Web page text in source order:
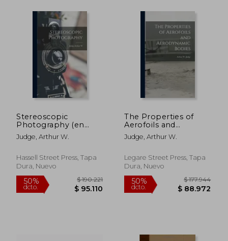
$ 72.091
50%
dcto.
Stereoscopic
Photography (en
Inglés)
Judge, Arthur W.
Hassell Street Press, Tapa
Dura, Nuevo
The Properties of
Aerofoils and
Aerodynamic Bodies
(en Inglés)
Judge, Arthur W.
Legare Street Press, Tapa
Dura, Nuevo